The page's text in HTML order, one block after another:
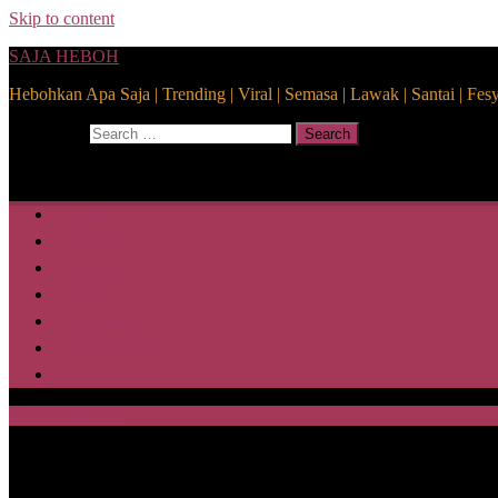
Skip to content
SAJA HEBOH
Hebohkan Apa Saja | Trending | Viral | Semasa | Lawak | Santai |
Search